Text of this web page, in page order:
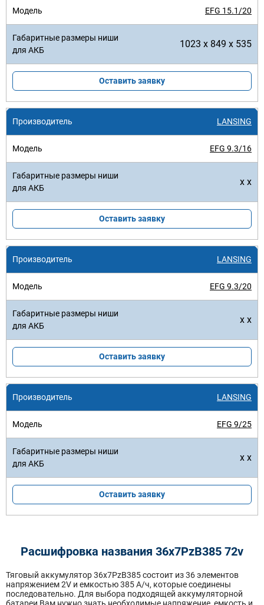
EFG 15.1/20
1023 x 849 x 535
Оставить заявку
LANSING
EFG 9.3/16
x x
Оставить заявку
LANSING
EFG 9.3/20
x x
Оставить заявку
LANSING
EFG 9/25
x x
Оставить заявку
Расшифровка названия 36х7PzB385 72v
Тяговый аккумулятор 36x7PzB385 состоит из 36 элементов
напряжением 2V и емкостью 385 А/ч, которые соединены
последовательно. Для выбора подходящей аккумуляторной